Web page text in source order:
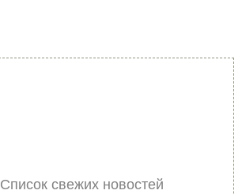
Список свежих новостей